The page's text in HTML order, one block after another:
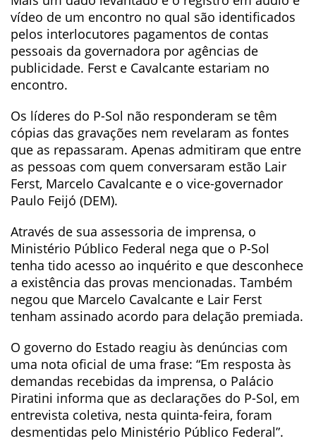
vídeo de um encontro no qual são identificados
pelos interlocutores pagamentos de contas
pessoais da governadora por agências de
publicidade. Ferst e Cavalcante estariam no
encontro.
Os líderes do P-Sol não responderam se têm
cópias das gravações nem revelaram as fontes
que as repassaram. Apenas admitiram que entre
as pessoas com quem conversaram estão Lair
Ferst, Marcelo Cavalcante e o vice-governador
Paulo Feijó (DEM).
Através de sua assessoria de imprensa, o
Ministério Público Federal nega que o P-Sol
tenha tido acesso ao inquérito e que desconhece
a existência das provas mencionadas. Também
negou que Marcelo Cavalcante e Lair Ferst
tenham assinado acordo para delação premiada.
O governo do Estado reagiu às denúncias com
uma nota oficial de uma frase: “Em resposta às
demandas recebidas da imprensa, o Palácio
Piratini informa que as declarações do P-Sol, em
entrevista coletiva, nesta quinta-feira, foram
desmentidas pelo Ministério Público Federal”.